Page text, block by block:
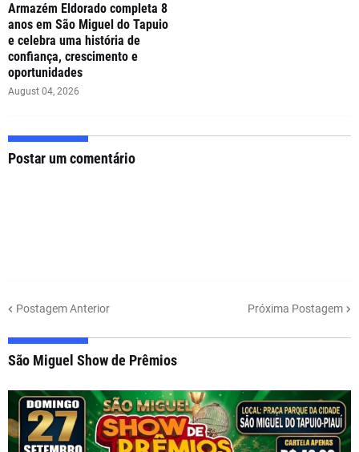
Armazém Eldorado completa 8
anos em São Miguel do Tapuio
e celebra uma história de
confiança, crescimento e
oportunidades
August 04, 2026
Postar um comentário
Postagem Anterior Próxima Postagem
São Miguel Show de Prêmios